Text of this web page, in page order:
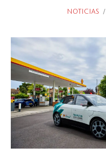
NOTICIAS